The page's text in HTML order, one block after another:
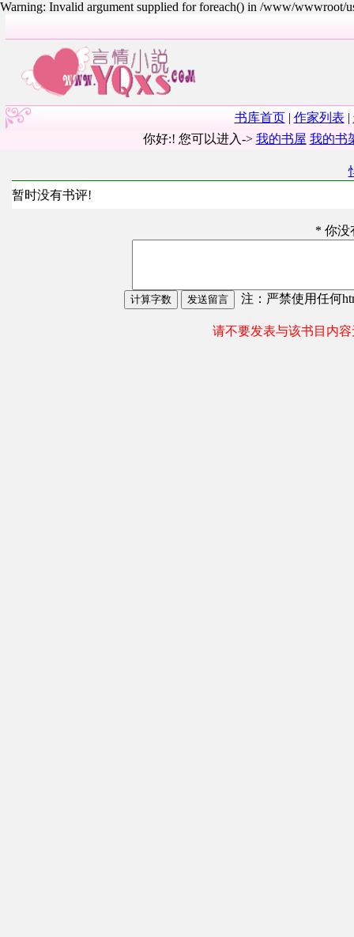
Warning: Invalid argument supplied for foreach() in /www/wwwroot/
书库首页| 作家列表 |
你好:! 您可以进入-> 我的书屋 我的书
暂时没有书评!
* 你没
注：严禁使用任何
请不要发表与该书目内